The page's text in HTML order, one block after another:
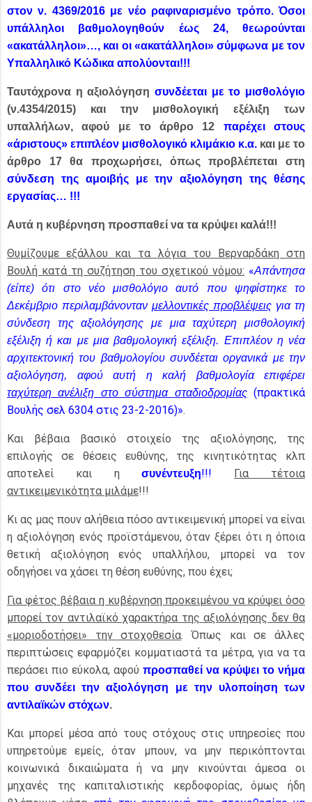
στον ν. 4369/2016 με νέο ραφιναρισμένο τρόπο. Όσοι
υπάλληλοι βαθμολογηθούν έως 24, θεωρούνται
«ακατάλληλοι»…, και οι «ακατάλληλοι» σύμφωνα με τον
Υπαλληλικό Κώδικα απολύονται!!!
Ταυτόχρονα η αξιολόγηση συνδέεται με το μισθολόγιο
(ν.4354/2015) και την μισθολογική εξέλιξη των
υπαλλήλων, αφού με το άρθρο 12
παρέχει στους
«άριστους» επιπλέον μισθολογικό κλιμάκιο κ.α. και με το
άρθρο 17 θα προχωρήσει, όπως προβλέπεται στη
σύνδεση της αμοιβής με την αξιολόγηση της θέσης
εργασίας… !!!
Αυτά η κυβέρνηση προσπαθεί να τα κρύψει καλά!!!
Θυμίζουμε εξάλλου και τα λόγια του Βερναρδάκη στη
Βουλή κατά τη συζήτηση του σχετικού νόμου: «Απάντησα
(είπε) ότι στο νέο μισθολόγιο αυτό που ψηφίστηκε το
Δεκέμβριο περιλαμβάνονταν μελλοντικές προβλέψεις για τη
σύνδεση της αξιολόγησης με μια ταχύτερη μισθολογική
εξέλιξη ή και με μια βαθμολογική εξέλιξη. Επιπλέον η νέα
αρχιτεκτονική του βαθμολογίου συνδέεται οργανικά με την
αξιολόγηση, αφού αυτή η καλή βαθμολογία επιφέρει
ταχύτερη ανέλιξη στο σύστημα σταδιοδρομίας(πρακτικά
Βουλής σελ 6304 στις 23-2-2016)».
Και βέβαια βασικό στοιχείο της αξιολόγησης, της
επιλογής σε θέσεις ευθύνης, της κινητικότητας κλπ
αποτελεί και ησυνέντευξη!!!
Για τέτοια
αντικειμενικότητα μιλάμε!!!
Κι ας μας πουν αλήθεια πόσο αντικειμενική μπορεί να είναι
η αξιολόγηση ενός προϊστάμενου, όταν ξέρει ότι η όποια
θετική αξιολόγηση ενός υπαλλήλου, μπορεί να τον
οδηγήσει να χάσει τη θέση ευθύνης, που έχει;
Για φέτος βέβαια η κυβέρνηση προκειμένου να κρύψει όσο
μπορεί τον αντιλαϊκό χαρακτήρα της αξιολόγησης δεν θα
«μοριοδοτήσει» την στοχοθεσία. Όπως και σε άλλες
περιπτώσεις εφαρμόζει κομματιαστά τα μέτρα, για να τα
περάσει πιο εύκολα, αφού προσπαθεί να κρύψει το νήμα
που συνδέει την αξιολόγηση με την υλοποίηση των
αντιλαϊκών στόχων.
Και μπορεί μέσα από τους στόχους στις υπηρεσίες που
υπηρετούμε εμείς, όταν μπουν, να μην περικόπτονται
κοινωνικά δικαιώματα ή να μην κινούνται άμεσα οι
μηχανές της καπιταλιστικής κερδοφορίας, όμως ήδη